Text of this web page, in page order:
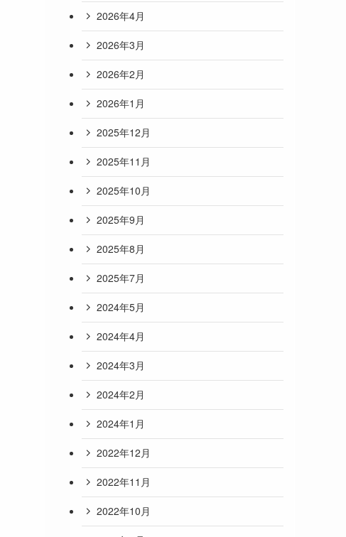
2026年4月
2026年3月
2026年2月
2026年1月
2025年12月
2025年11月
2025年10月
2025年9月
2025年8月
2025年7月
2024年5月
2024年4月
2024年3月
2024年2月
2024年1月
2022年12月
2022年11月
2022年10月